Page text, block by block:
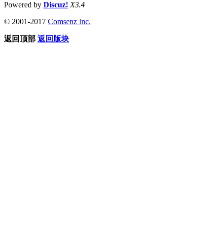
Powered by Discuz! X3.4
© 2001-2017 Comsenz Inc.
返回顶部 返回版块